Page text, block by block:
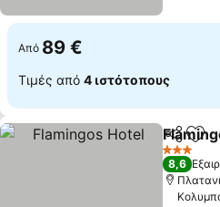
Από 89 €
Τιμές από 4 ιστότοπους
3 Αστέρια
8,6